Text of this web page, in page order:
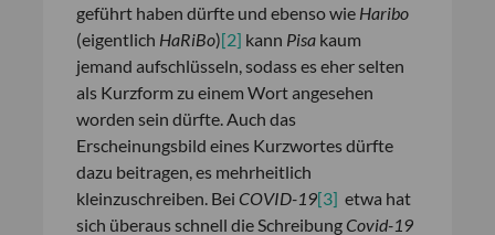
geführt haben dürfte und ebenso wie Haribo
(eigentlich HaRiBo)[2] kann Pisa kaum
jemand aufschlüsseln, sodass es eher selten
als Kurzform zu einem Wort angesehen
worden sein dürfte. Auch das
Erscheinungsbild eines Kurzwortes dürfte
dazu beitragen, es mehrheitlich
kleinzuschreiben. Bei COVID-19[3] etwa hat
sich überaus schnell die SchreibungCovid-19